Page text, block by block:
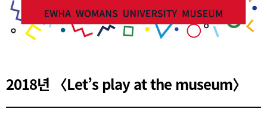
2018년 〈Let’s play at the museum〉